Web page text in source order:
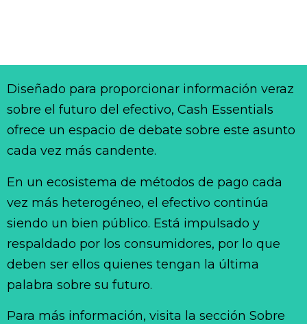
Diseñado para proporcionar información veraz
sobre el futuro del efectivo, Cash Essentials
ofrece un espacio de debate sobre este asunto
cada vez más candente.
En un ecosistema de métodos de pago cada
vez más heterogéneo, el efectivo continúa
siendo un bien público. Está impulsado y
respaldado por los consumidores, por lo que
deben ser ellos quienes tengan la última
palabra sobre su futuro.
Para más información, visita la sección Sobre